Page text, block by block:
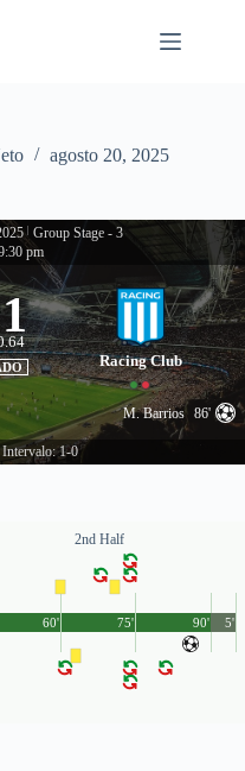
agosto 20, 2025
Group Stage - 3
pm
1
Racing Club
M. Barrios 86'
Intervalo: 1-0
2nd Half
90'
60' 75' 5'